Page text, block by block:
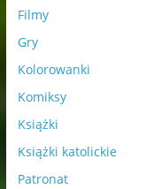
Filmy
Gry
Kolorowanki
Komiksy
Książki
Książki katolickie
Patronat